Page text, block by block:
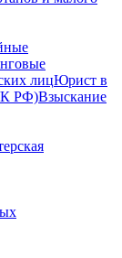
лицЮрист в
РФ)Взыскание